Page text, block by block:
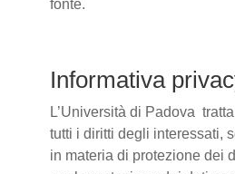
fonte.
Informativa
L’Università di Padova
tutti i diritti degli interessati,
in materia di protezione dei